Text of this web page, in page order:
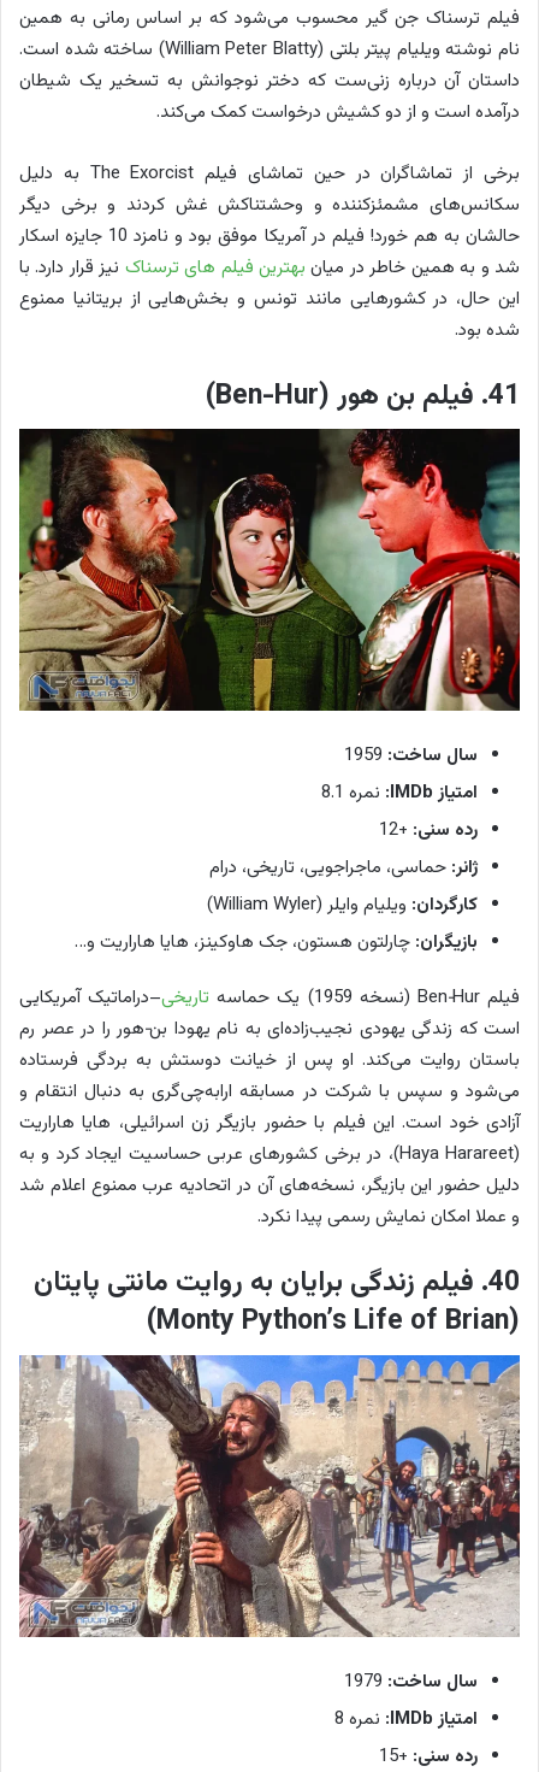
فیلم ترسناک جن گیر محسوب می‌شود که بر اساس رمانی به همین
نام نوشته ویلیام پیتر بلتی (William Peter Blatty) ساخته شده است.
داستان آن درباره زنی‌ست که دختر نوجوانش به تسخیر یک شیطان
درآمده است و از دو کشیش درخواست کمک می‌کند.
برخی از تماشاگران در حین تماشای فیلم The Exorcist به دلیل
سکانس‌های مشمئزکننده و وحشتناکش غش کردند و برخی دیگر
حالشان به هم خورد! فیلم در آمریکا موفق بود و نامزد 10 جایزه اسکار
شد و به همین خاطر در میان بهترین فیلم های ترسناک نیز قرار دارد. با
این حال، در کشورهایی مانند تونس و بخش‌هایی از بریتانیا ممنوع
شده بود.
41. فیلم بن هور (Ben-Hur)
سال ساخت:
امتیاز IMDb:
نمره 8.1
رده سنی: +12
ژانر: حماسی، ماجراجویی، تاریخی، درام
کارگردان: ویلیام وایلر (William Wyler)
بازیگران: چارلتون هستون، جک هاوکینز، هایا هاراریت و…
فیلم Ben‑Hur (نسخه 1959) یک حماسه
تاریخی–دراماتیک آمریکایی
است که زندگی یهودی نجیب‌زاده‌ای به نام یهودا بن‌‑هور را در عصر رم
باستان روایت می‌کند. او پس از خیانت دوستش به بردگی فرستاده
می‌شود و سپس با شرکت در مسابقه ارابه‌چی‌گری به دنبال انتقام و
آزادی خود است. این فیلم با حضور بازیگر زن اسرائیلی، هایا هاراریت
(Haya Harareet)، در برخی کشورهای عربی حساسیت ایجاد کرد و به
دلیل حضور این بازیگر، نسخه‌های آن در اتحادیه عرب ممنوع اعلام شد
و عملا امکان نمایش رسمی پیدا نکرد.
40. فیلم زندگی برایان به روایت مانتی پایتان
(Monty Python’s Life of Brian)
سال ساخت:
امتیاز IMDb:
نمره 8
رده سنی: +15